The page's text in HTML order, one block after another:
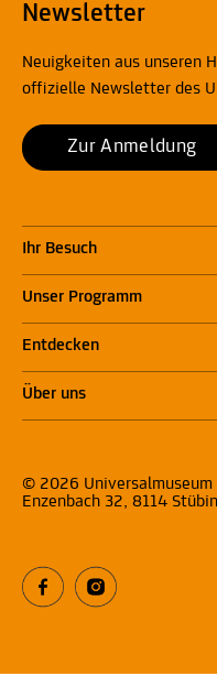
Newsletter
Neuigkeiten aus unseren
offizielle Newsletter des
Zur Anmeldung
Ihr Besuch
Unser Programm
Entdecken
Über uns
© 2026 Universalmuseum
Enzenbach 32, 8114